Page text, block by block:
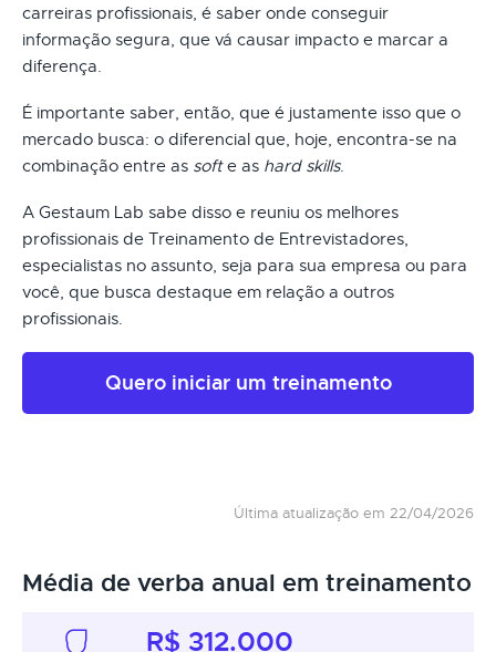
carreiras profissionais, é saber onde conseguir
informação segura, que vá causar impacto e marcar a
diferença.
É importante saber, então, que é justamente isso que o
mercado busca: o diferencial que, hoje, encontra-se na
combinação entre as softe as hard skills.
A Gestaum Lab sabe disso e reuniu os melhores
profissionais de Treinamento de Entrevistadores,
especialistas no assunto, seja para sua empresa ou para
você, que busca destaque em relação a outros
profissionais.
Quero iniciar um treinamento
Última atualização em 22/04/2026
Média de verba anual em treinamento
R$ 312.000